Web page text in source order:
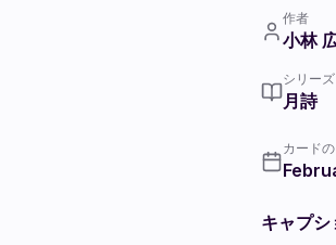
作者
小林
シリーズ
月詩
カード
キャプシ